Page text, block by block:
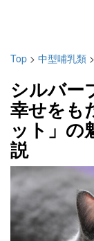
Top > 中型哺乳類 >
シルバー
幸せをも
ット」の
説